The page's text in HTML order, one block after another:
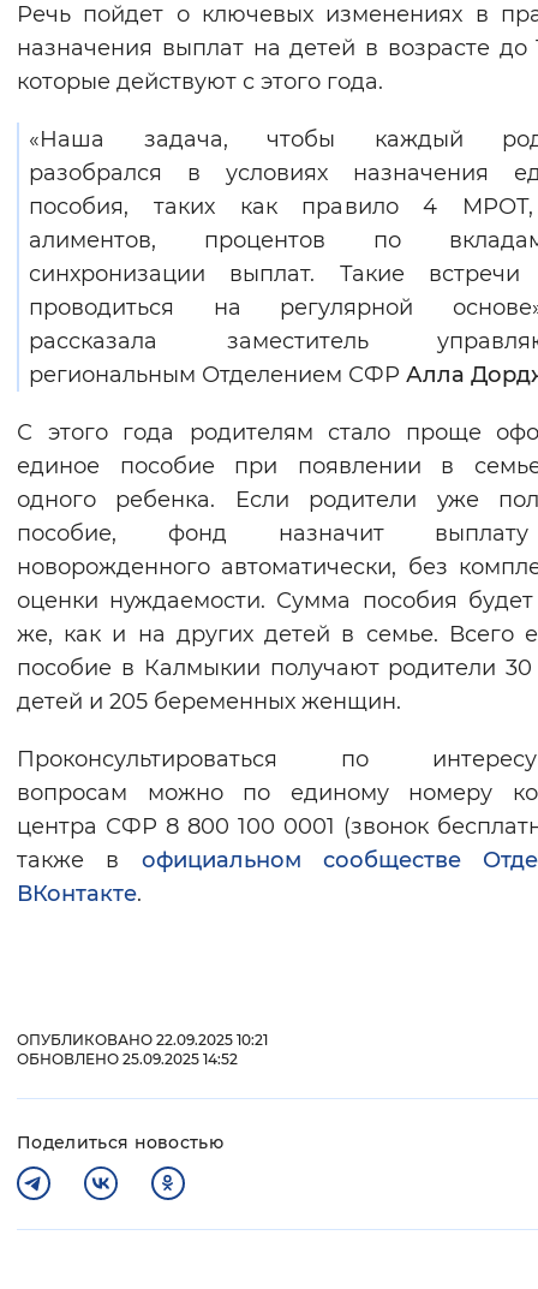
Вернуть стандартные настройки
Речь пойдет о ключевых изменениях в
назначения выплат на детей в возрасте до
которые действуют с этого года.
«Наша задача, чтобы каждый
разобрался в условиях назначения
пособия, таких как правило 4
алиментов, процентов по
синхронизации выплат. Такие встречи
проводиться на регулярной
рассказала заместитель
региональным Отделением СФР Алла
С этого года родителям стало проще
единое пособие при появлении в
одного ребенка. Если родители уже
пособие, фонд назначит
новорожденного автоматически, без
оценки нуждаемости. Сумма пособия будет
же, как и на других детей в семье. Всего
пособие в Калмыкии получают родители 30
детей и 205 беременных женщин.
Проконсультироваться по
вопросам можно по единому номеру
центра СФР 8 800 100 0001 (звонок
также в официальном сообществе
ВКонтакте.
ОПУБЛИКОВАНО 22.09.2025 10:21
ОБНОВЛЕНО 25.09.2025 14:52
Поделиться новостью